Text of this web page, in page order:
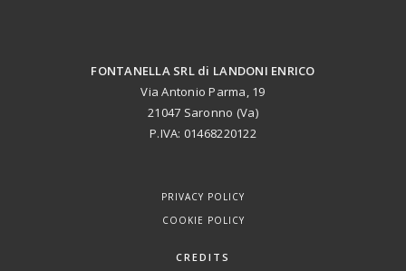
FONTANELLA SRL di LANDONI ENRICO
Via Antonio Parma, 19
21047 Saronno (Va)
P.IVA: 01468220122
PRIVACY POLICY
COOKIE POLICY
CREDITS